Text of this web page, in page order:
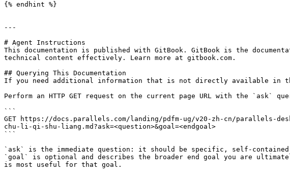
{% endhint %}
---
# Agent Instructions
This documentation is published with GitBook. GitBook is the
technical content effectively. Learn more at gitbook.com.
## Querying This Documentation
If you need additional information that is not directly available in
Perform an HTTP GET request on the current page URL with the `ask`
```
GET https://docs.parallels.com/landing/pdfm-ug/v20-zh-cn/
chu-li-qi-shu-liang.md?ask=<question>&goal=<endgoal>
```
`ask` is the immediate question: it should be specific, self-
`goal` is optional and describes the broader end goal you are
is most useful for that goal.